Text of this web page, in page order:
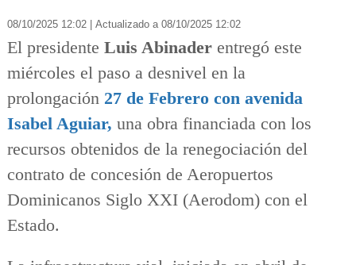
08/10/2025 12:02| Actualizado a 08/10/2025 12:02
El presidente Luis Abinader entregó este
miércoles el paso a desnivel en la
prolongación 27 de Febrero con avenida
Isabel Aguiar, una obra financiada con los
recursos obtenidos de la renegociación del
contrato de concesión de Aeropuertos
Dominicanos Siglo XXI (Aerodom) con el
Estado.